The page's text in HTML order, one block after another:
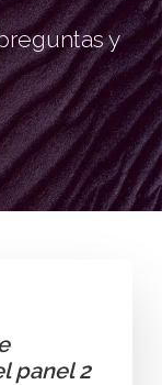
y
panel 2